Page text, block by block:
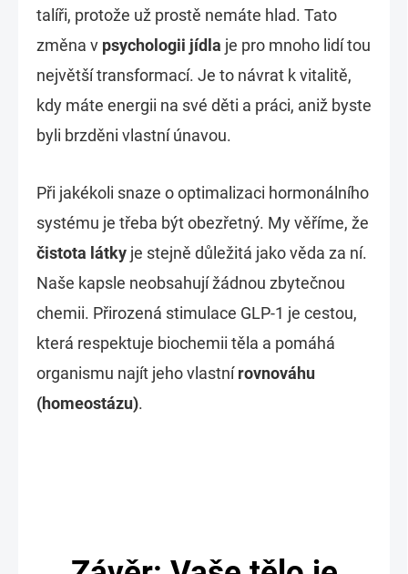
talíři, protože už prostě nemáte hlad. Tato
změna v psychologii jídla je pro mnoho lidí tou
největší transformací. Je to návrat k vitalitě,
kdy máte energii na své děti a práci, aniž byste
byli brzděni vlastní únavou.
Při jakékoli snaze o optimalizaci hormonálního
systému je třeba být obezřetný. My věříme, že
čistota látky je stejně důležitá jako věda za ní.
Naše kapsle neobsahují žádnou zbytečnou
chemii. Přirozená stimulace GLP-1 je cestou,
která respektuje biochemii těla a pomáhá
organismu najít jeho vlastnírovnováhu
(homeostázu).